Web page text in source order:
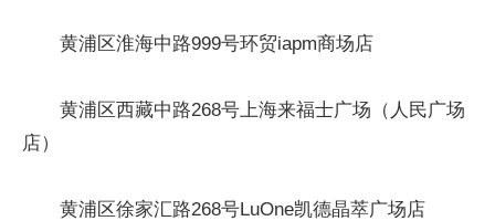
黄浦区淮海中路999号环贸iapm商场店
黄浦区西藏中路268号上海来福士广场（人民广场
店）
黄浦区徐家汇路268号LuOne凯德晶萃广场店